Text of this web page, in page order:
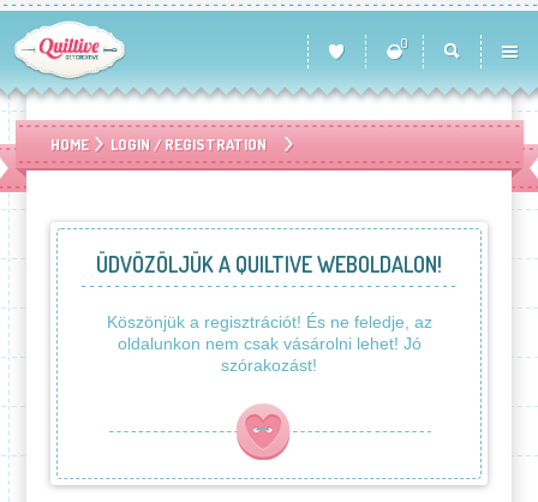
0
HOME LOGIN / REGISTRATION
ÜDVÖZÖLJÜK A QUILTIVE WEBOLDALON!
Köszönjük a regisztrációt! És ne feledje, az
oldalunkon nem csak vásárolni lehet! Jó
szórakozást!